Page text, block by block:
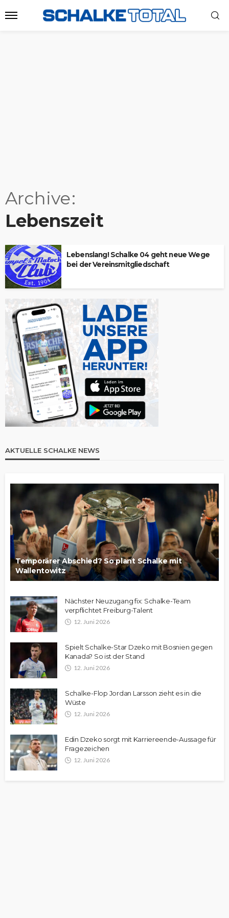
Archive
Lebenszeit
Lebenslang! Schalke 04 geht neue Wege
bei der Vereinsmitgliedschaft
AKTUELLE SCHALKE NEWS
Temporärer Abschied? So plant Schalke mit
Wallentowitz
Nächster Neuzugang fix: Schalke-Team
verpflichtet Freiburg-Talent
12. Juni 2026
Spielt Schalke-Star Dzeko mit Bosnien gegen
Kanada? So ist der Stand
12. Juni 2026
Schalke-Flop Jordan Larsson zieht es in die
Wüste
12. Juni 2026
Edin Dzeko sorgt mit Karriereende-Aussage für
Fragezeichen
12. Juni 2026